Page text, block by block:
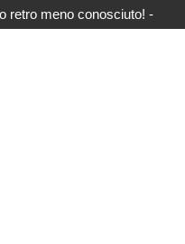
retro meno conosciuto! -